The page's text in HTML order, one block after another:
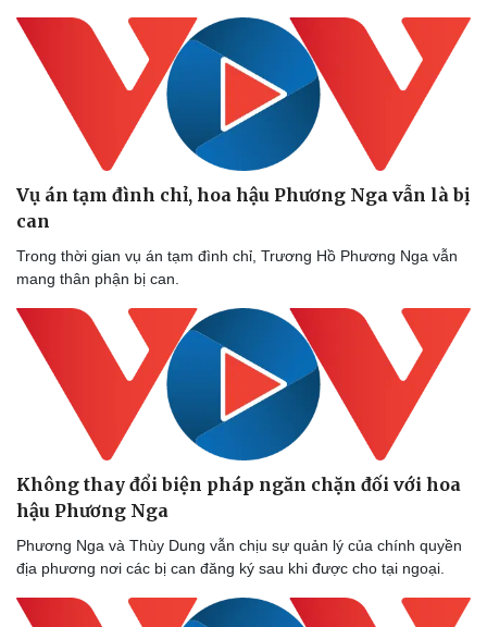
Văn học
Âm nhạc
Di sản
Thời trang
Sao Việt
Vụ án tạm đình chỉ, hoa hậu Phương Nga vẫn là bị
can
Trong thời gian vụ án tạm đình chỉ, Trương Hồ Phương Nga vẫn
mang thân phận bị can.
Không thay đổi biện pháp ngăn chặn đối với hoa
hậu Phương Nga
Phương Nga và Thùy Dung vẫn chịu sự quản lý của chính quyền
địa phương nơi các bị can đăng ký sau khi được cho tại ngoại.